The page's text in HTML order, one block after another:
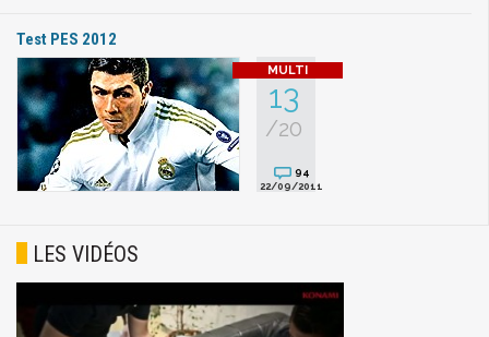
Test PES 2012
13
/20
94
22/09/2011
LES VIDÉOS